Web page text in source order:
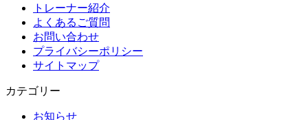
トレーナー紹介
よくあるご質問
お問い合わせ
プライバシーポリシー
サイトマップ
カテゴリー
お知らせ